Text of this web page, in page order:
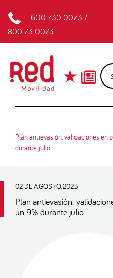
600 730 0073 /
800 73 0073
Plan antievasión: validaciones en
durante julio
02 DE AGOSTO, 2023
Plan antievasión:
un 9% durante julio